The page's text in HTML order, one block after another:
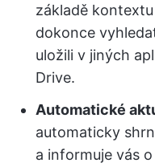
základě
dokonce
uložili v jiných
Drive.
Automatické
automaticky
a informuje vás